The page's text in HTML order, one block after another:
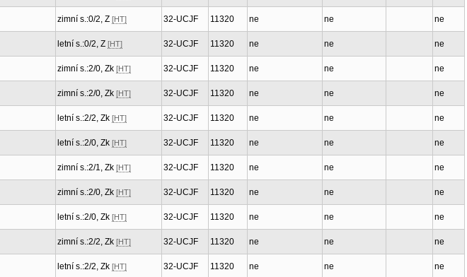
zimní s.:0/2, Z [HT] 32-UCJF 11320 ne ne ne
letní s.:0/2, Z [HT] 32-UCJF 11320 ne ne ne
zimní s.:2/0, Zk [HT] 32-UCJF 11320 ne ne ne
zimní s.:2/0, Zk [HT] 32-UCJF 11320 ne ne ne
letní s.:2/2, Zk [HT] 32-UCJF 11320 ne ne ne
letní s.:2/0, Zk [HT] 32-UCJF 11320 ne ne ne
zimní s.:2/1, Zk [HT] 32-UCJF 11320 ne ne ne
zimní s.:2/0, Zk [HT] 32-UCJF 11320 ne ne ne
letní s.:2/0, Zk [HT] 32-UCJF 11320 ne ne ne
zimní s.:2/2, Zk [HT] 32-UCJF 11320 ne ne ne
letní s.:2/2, Zk [HT] 32-UCJF 11320 ne ne ne